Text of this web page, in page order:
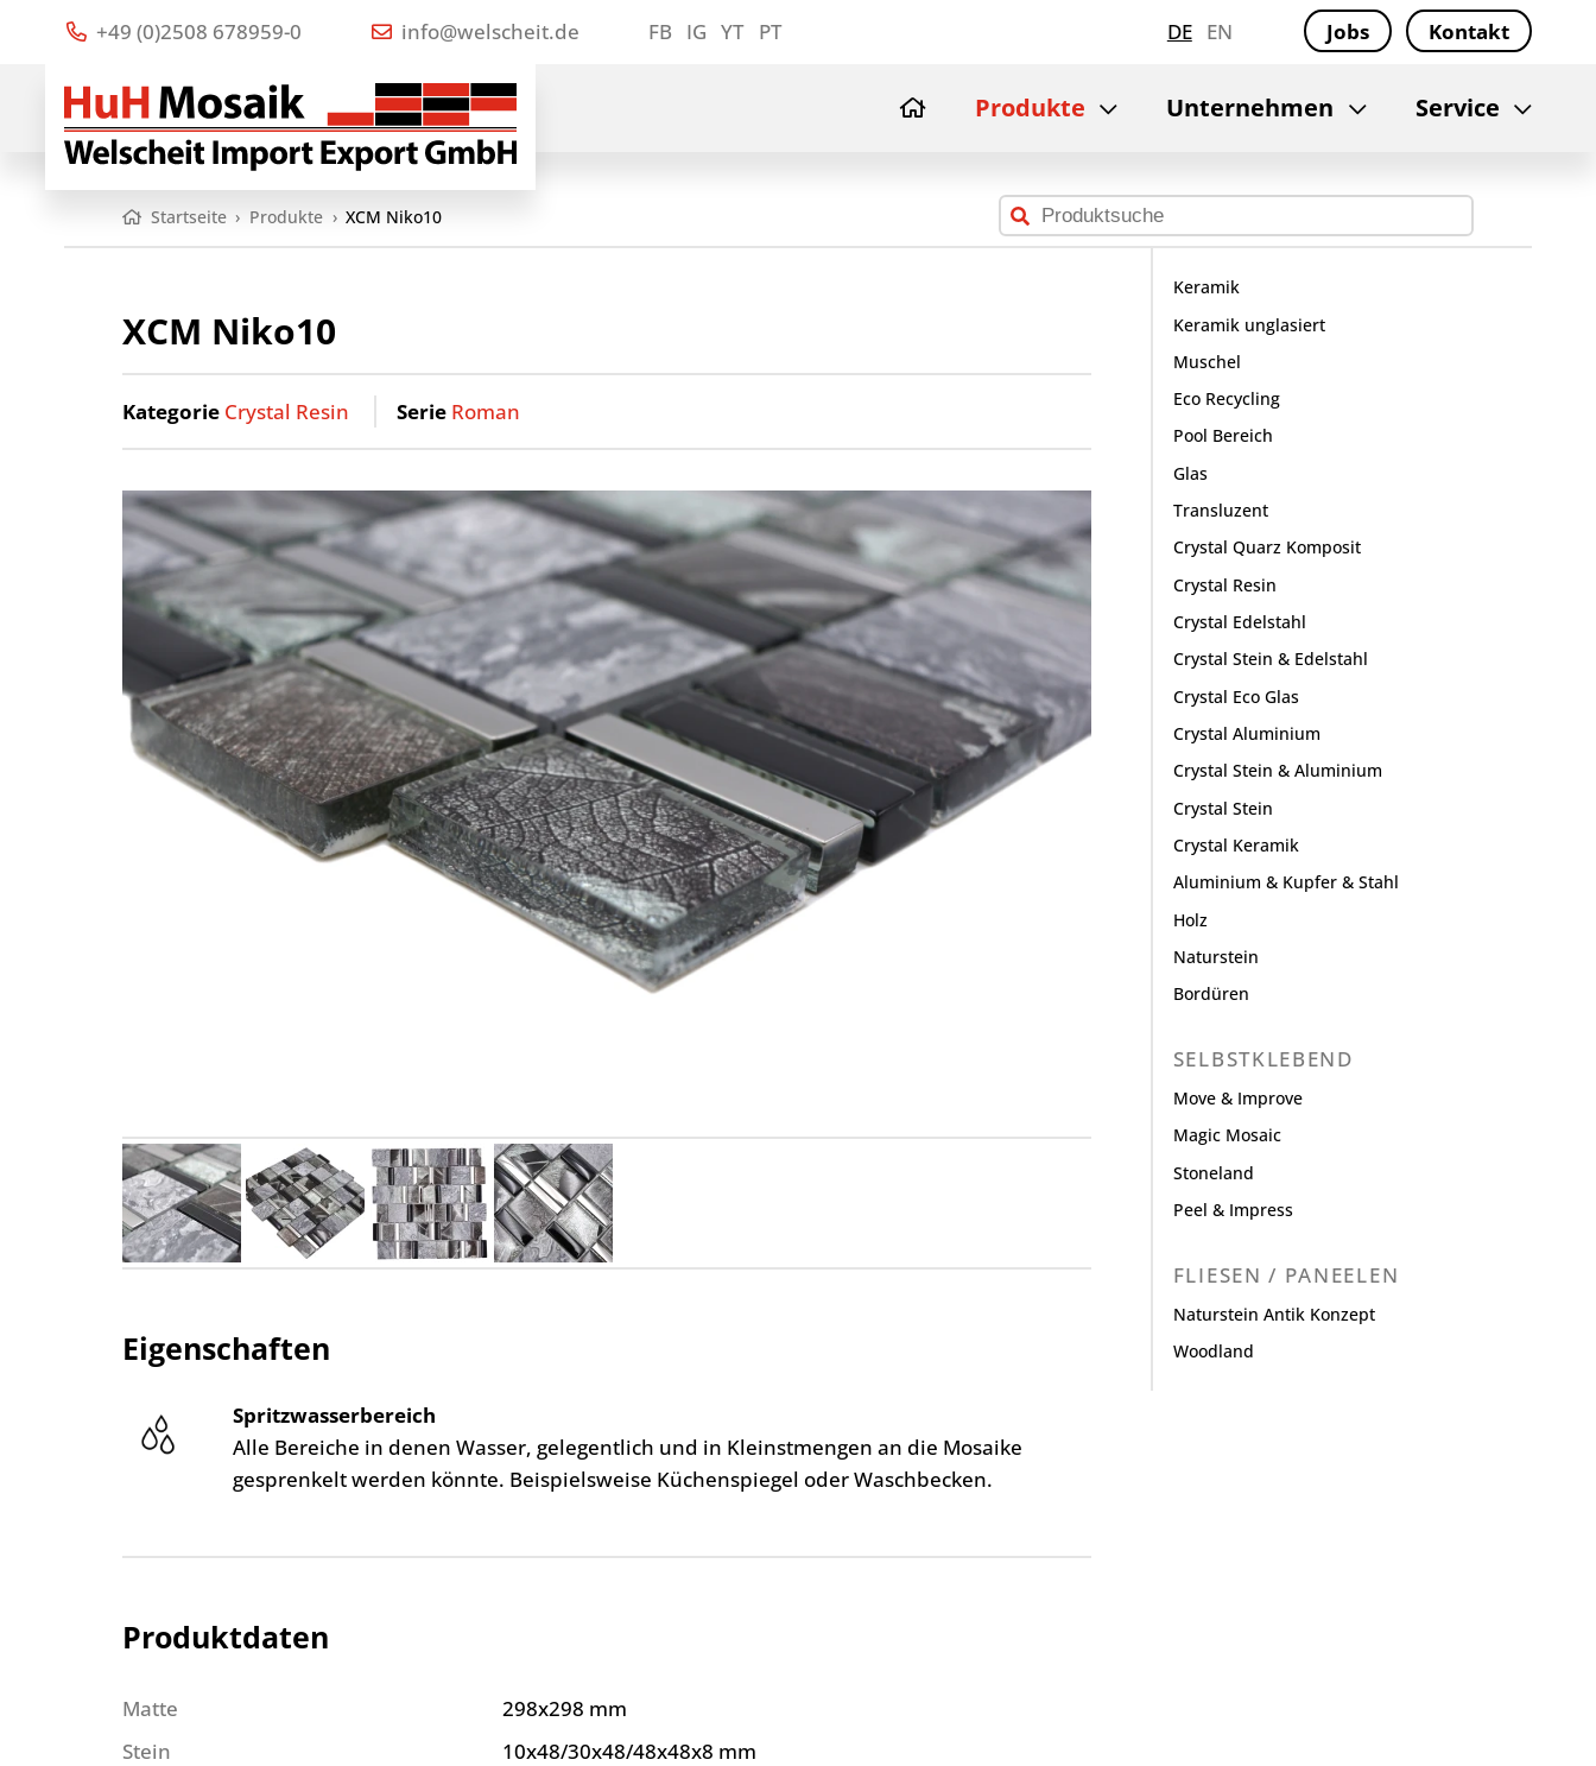
+49 (0)2508 678959-0 info@welscheit.de FB IG YT PT DE EN Jobs Kontakt
Produkte Unternehmen Service
Startseite › Produkte › XCM Niko10
XCM Niko10
Kategorie Crystal Resin Serie Roman
Eigenschaften
Spritzwasserbereich
Alle Bereiche in denen Wasser, gelegentlich und in Kleinstmengen an die Mosaike
gesprenkelt werden könnte. Beispielsweise Küchenspiegel oder Waschbecken.
Produktdaten
Matte
298x298 mm
Stein
10x48/30x48/48x48x8 mm
Keramik
Keramik unglasiert
Muschel
Eco Recycling
Pool Bereich
Glas
Transluzent
Crystal Quarz Komposit
Crystal Resin
Crystal Edelstahl
Crystal Stein & Edelstahl
Crystal Eco Glas
Crystal Aluminium
Crystal Stein & Aluminium
Crystal Stein
Crystal Keramik
Aluminium & Kupfer & Stahl
Holz
Naturstein
Bordüren
SELBSTKLEBEND
Move & Improve
Magic Mosaic
Stoneland
Peel & Impress
FLIESEN / PANEELEN
Naturstein Antik Konzept
Woodland